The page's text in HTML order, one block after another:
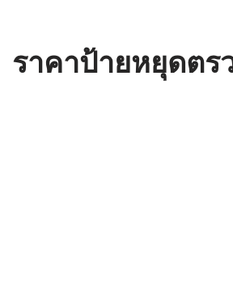
ราคาป้ายหยุดตร